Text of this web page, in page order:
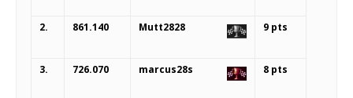
2. 861.140 Mutt2828 9 pts
3. 726.070 marcus28s 8 pts